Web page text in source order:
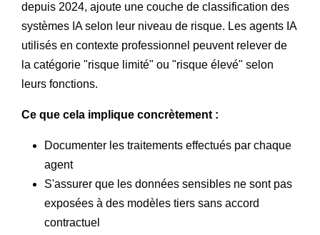
depuis 2024, ajoute une couche de classification des
systèmes IA selon leur niveau de risque. Les agents IA
utilisés en contexte professionnel peuvent relever de
la catégorie "risque limité" ou "risque élevé" selon
leurs fonctions.
Ce que cela implique concrètement :
Documenter les traitements effectués par chaque
agent
S'assurer que les données sensibles ne sont pas
exposées à des modèles tiers sans accord
contractuel